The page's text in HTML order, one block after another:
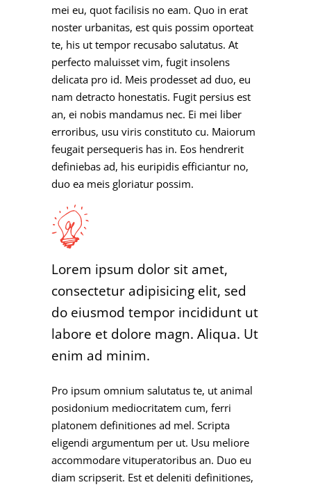
mei eu, quot facilisis no eam. Quo in erat
noster urbanitas, est quis possim oporteat
te, his ut tempor recusabo salutatus. At
perfecto maluisset vim, fugit insolens
delicata pro id. Meis prodesset ad duo, eu
nam detracto honestatis. Fugit persius est
an, ei nobis mandamus nec. Ei mei liber
erroribus, usu viris constituto cu. Maiorum
feugait persequeris has in. Eos hendrerit
definiebas ad, his euripidis efficiantur no,
duo ea meis gloriatur possim.
Lorem ipsum dolor sit amet,
consectetur adipisicing elit, sed
do eiusmod tempor incididunt ut
labore et dolore magn. Aliqua. Ut
enim ad minim.
Pro ipsum omnium salutatus te, ut animal
posidonium mediocritatem cum, ferri
platonem definitiones ad mel. Scripta
eligendi argumentum per ut. Usu meliore
accommodare vituperatoribus an. Duo eu
diam scripserit. Est et deleniti definitiones,